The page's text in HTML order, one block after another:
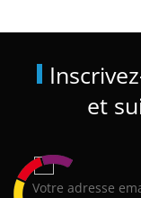
et